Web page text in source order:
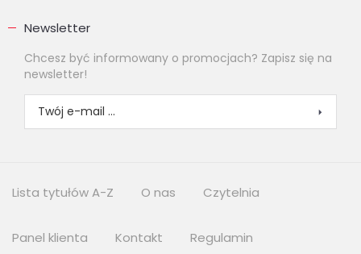
Newsletter
Chcesz być informowany o promocjach? Zapisz się na
newsletter!
Lista tytułów A-Z O nas Czytelnia
Panel klienta Kontakt Regulamin